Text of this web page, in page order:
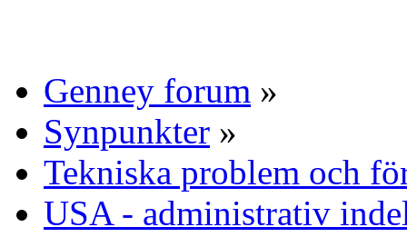
Genney forum »
Synpunkter »
Tekniska problem och
USA - administrativ